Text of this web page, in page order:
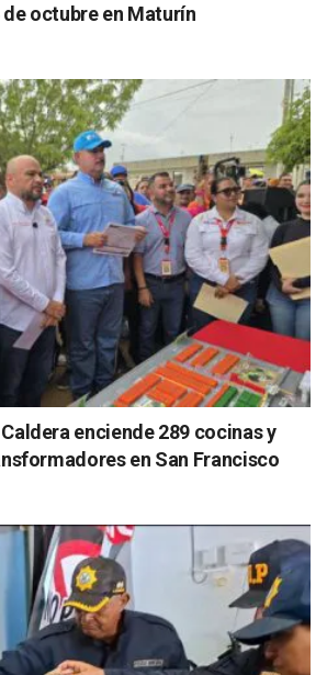
de octubre en Maturín
enciende 289 cocinas y
en San Francisco